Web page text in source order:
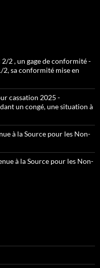
2 , un gage de conformité -
sa conformité mise en
cassation 2025 -
un congé, une situation à
à la Source pour les Non-
à la Source pour les Non-